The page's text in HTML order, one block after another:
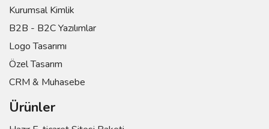
Kurumsal Kimlik
B2B - B2C Yazılımlar
Logo Tasarımı
Özel Tasarım
CRM & Muhasebe
Ürünler